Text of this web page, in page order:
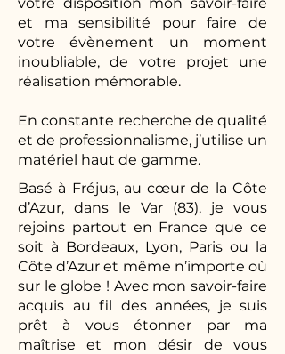
et ma sensibilité pour faire de
votre évènement un moment
inoubliable, de votre projet une
réalisation mémorable.
En constante recherche de qualité
et de professionnalisme, j’utilise un
matériel haut de gamme.
Basé à Fréjus, au cœur de la Côte
d’Azur, dans le Var (83), je vous
rejoins partout en France que ce
soit à Bordeaux, Lyon, Paris ou la
Côte d’Azur et même n’importe où
sur le globe ! Avec mon savoir-faire
acquis au fil des années, je suis
prêt à vous étonner par ma
maîtrise et mon désir de vous